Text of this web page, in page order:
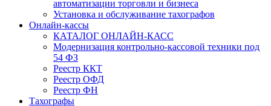
автоматизации торговли и бизнеса
Установка и обслуживание тахографов
Онлайн-кассы
КАТАЛОГ ОНЛАЙН-КАСС
Модернизация контрольно-кассовой техники под
54 ФЗ
Реестр ККТ
Реестр ОФД
Реестр ФН
Тахографы